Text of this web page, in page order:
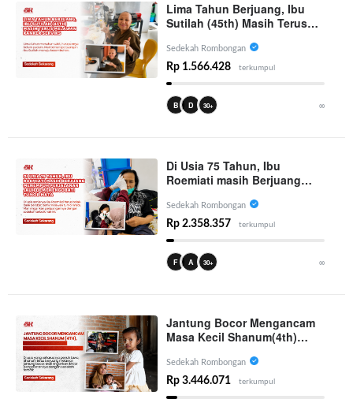
Lima Tahun Berjuang, Ibu
Sutilah (45th) Masih Terus
Sedekah Rombongan
Rp 1.566.428 terkumpul
B D 30+ ∞
Di Usia 75 Tahun, Ibu
Roemiati masih Berjuang
Demi Mengobati Tumor Mata
Sedekah Rombongan
Rp 2.358.357 terkumpul
F A 30+ ∞
Jantung Bocor Mengancam
Masa Kecil Shanum(4th)
Menyerah Mendampinginya
Sedekah Rombongan
Rp 3.446.071 terkumpul